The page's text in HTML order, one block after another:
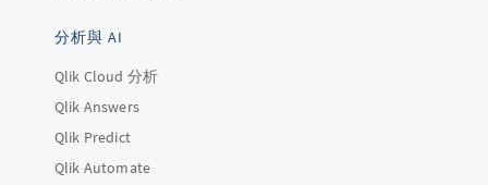
分析與 AI
Qlik Cloud 分析
Qlik Answers
Qlik Predict
Qlik Automate